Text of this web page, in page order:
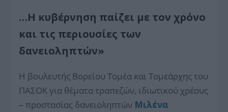
…Η κυβέρνηση παίζει με τον χρόνο
και τις περιουσίες των
δανειοληπτών»
Η βουλευτής Βορείου Τομέα και Τομεάρχης του
ΠΑΣΟΚ για θέματα τραπεζών, ιδιωτικού χρέους
– προστασίας δανειοληπτών Μιλένα